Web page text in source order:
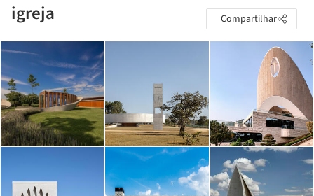
igreja Compartilhar